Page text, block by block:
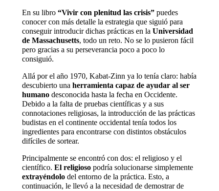
En su libro “Vivir con plenitud las crisis”puedes
conocer con más detalle la estrategia que siguió para
conseguir introducir dichas prácticas en la Universidad
de Massachusetts, todo un reto. No se lo pusieron fácil
pero gracias a su perseverancia poco a poco lo
consiguió.
Allá por el año 1970, Kabat-Zinn ya lo tenía claro: había
descubierto una herramienta capaz de ayudar al ser
humanodesconocida hasta la fecha en Occidente.
Debido a la falta de pruebas científicas y a sus
connotaciones religiosas, la introducción de las prácticas
budistas en el continente occidental tenía todos los
ingredientes para encontrarse con distintos obstáculos
difíciles de sortear.
Principalmente se encontró con dos: el religioso y el
científico. El religiosopodría solucionarse simplemente
extrayéndolodel entorno de la práctica. Esto, a
continuación, le llevó a la necesidad de demostrar de